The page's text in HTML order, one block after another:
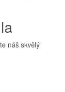
náš skvělý